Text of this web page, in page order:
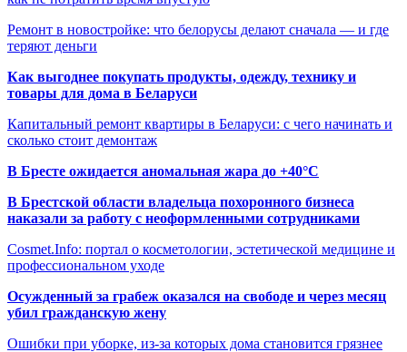
Ремонт в новостройке: что белорусы делают сначала — и где
теряют деньги
Как выгоднее покупать продукты, одежду, технику и
товары для дома в Беларуси
Капитальный ремонт квартиры в Беларуси: с чего начинать и
сколько стоит демонтаж
В Бресте ожидается аномальная жара до +40°C
В Брестской области владельца похоронного бизнеса
наказали за работу с неоформленными сотрудниками
Cosmet.Info: портал о косметологии, эстетической медицине и
профессиональном уходе
Осужденный за грабеж оказался на свободе и через месяц
убил гражданскую жену
Ошибки при уборке, из-за которых дома становится грязнее